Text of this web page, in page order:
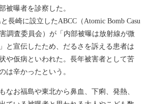
被曝者を診察した。
崎に設立したABCC（Atomic Bomb Casu
調査委員会）が「内部被曝は放射線が微
と宣伝したため、だるさを訴える患者は
や仮病といわれた。長年被害者として苦
は辛かったという。
なお福島や東北から鼻血、下痢、発熱、